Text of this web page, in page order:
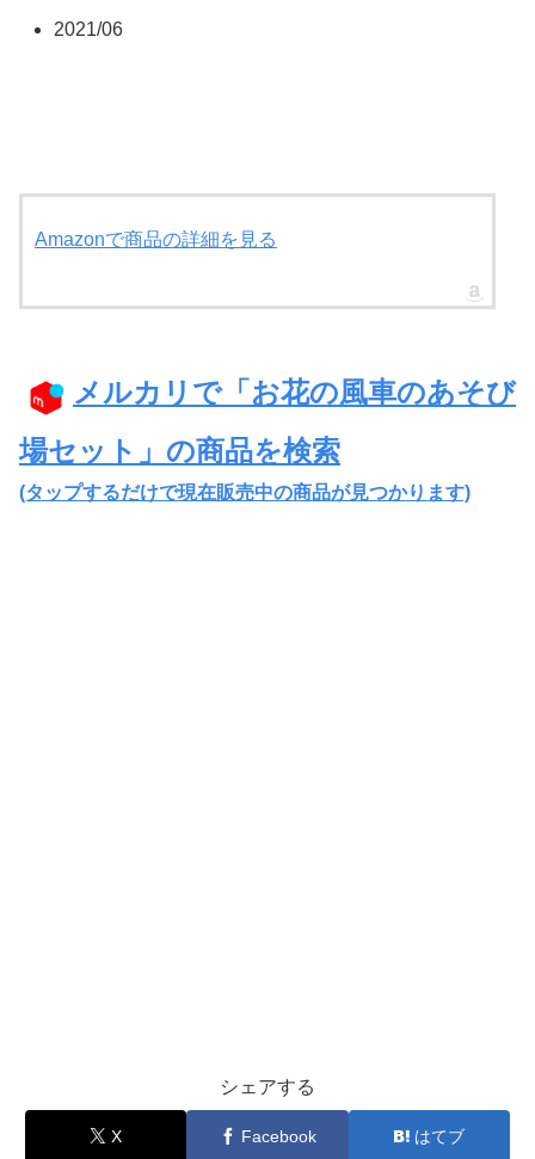
すので、3才未満のお子様には絶対に与えないで
●(C)EPOCH
2021/06
Amazonで商品の詳細を見る
メルカリで「お花の風車のあそび
場セット」の商品を検索
(タップするだけで現在販売中の商品が見つかります)
シェアする
X Facebook はてブ